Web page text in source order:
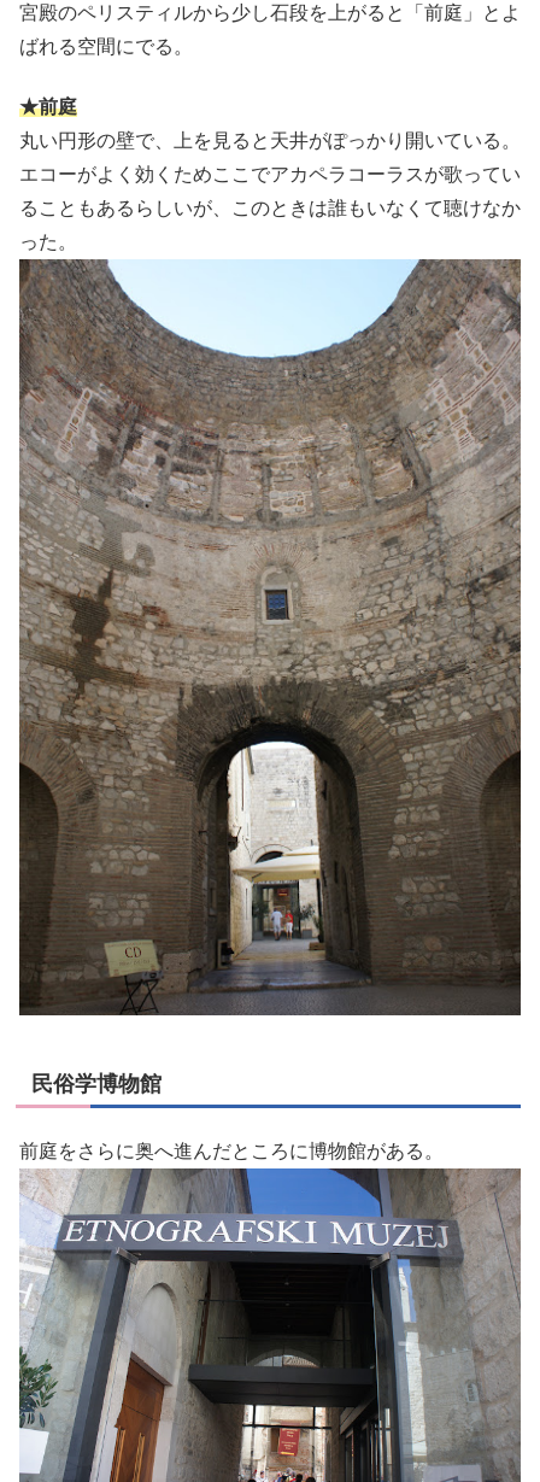
宮殿のペリスティルから少し石段を上がると「前庭」とよ
ばれる空間にでる。
★前庭
丸い円形の壁で、上を見ると天井がぽっかり開いている。
エコーがよく効くためここでアカペラコーラスが歌ってい
ることもあるらしいが、このときは誰もいなくて聴けなか
った。
民俗学博物館
前庭をさらに奥へ進んだところに博物館がある。